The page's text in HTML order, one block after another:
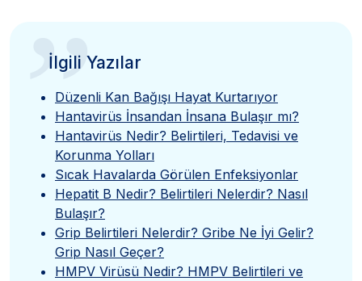
”
İlgili Yazılar
Düzenli Kan Bağışı Hayat Kurtarıyor
Hantavirüs İnsandan İnsana Bulaşır mı?
Hantavirüs Nedir? Belirtileri, Tedavisi ve
Korunma Yolları
Sıcak Havalarda Görülen Enfeksiyonlar
Hepatit B Nedir? Belirtileri Nelerdir? Nasıl
Bulaşır?
Grip Belirtileri Nelerdir? Gribe Ne İyi Gelir?
Grip Nasıl Geçer?
HMPV Virüsü Nedir? HMPV Belirtileri ve